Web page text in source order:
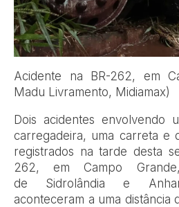
Acidente na BR-262, em
Madu Livramento, Midiamax)
Dois acidentes envolvendo
carregadeira, uma carreta e
registrados na tarde desta
262, em Campo
de Sidrolândia e
aconteceram a uma distância